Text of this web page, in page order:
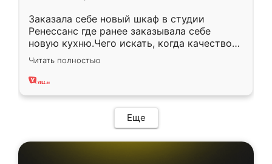
Заказала себе новый шкаф в студии
Ренессанс где ранее заказывала себе
новую кухню.Чего искать, когда качеством
вполне довольна. Служит кухня уже почти
два года, нареканий нет.
Читать полностью
Еще